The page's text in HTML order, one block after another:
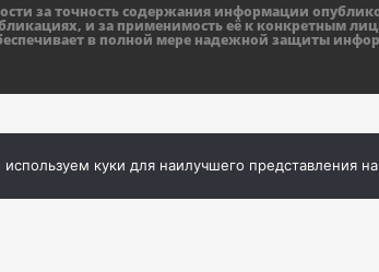
за точность содержания информации
и за применимость её к конкретным
в полной мере надежной защиты
куки для наилучшего представления